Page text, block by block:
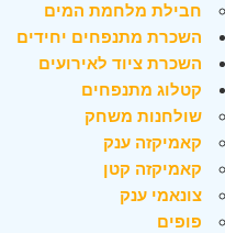
חבילת מלחמת המים
השכרת מתנפחים יחידים
השכרת ציוד לאירועים
קטלוג מתנפחים
שולחנות משחק
קאמיקזה ענק
קאמיקזה קטן
צונאמי ענק
פופים